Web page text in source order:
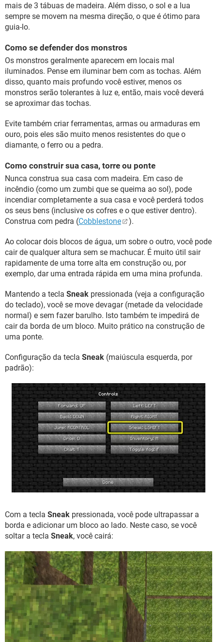
mais de 3 tábuas de madeira. Além disso, o sol e a lua
sempre se movem na mesma direção, o que é ótimo para
guia-lo.
Como se defender dos monstros
Os monstros geralmente aparecem em locais mal
iluminados. Pense em iluminar bem com as tochas. Além
disso, quanto mais profundo você estiver, menos os
monstros serão tolerantes à luz e, então, mais você deverá
se aproximar das tochas.
Evite também criar ferramentas, armas ou armaduras em
ouro, pois eles são muito menos resistentes do que o
diamante, o ferro ou a pedra.
Como construir sua casa, torre ou ponte
Nunca construa sua casa com madeira. Em caso de
incêndio (como um zumbi que se queima ao sol), pode
incendiar completamente a sua casa e você perderá todos
os seus bens (inclusive os cofres e o que estiver dentro).
Construa com pedra (Cobblestone ).
Ao colocar dois blocos de água, um sobre o outro, você pode
cair de qualquer altura sem se machucar. É muito útil sair
rapidamente de uma torre alta em construção ou, por
exemplo, dar uma entrada rápida em uma mina profunda.
Mantendo a tecla Sneak pressionada (veja a configuração
do teclado), você se move devagar (metade da velocidade
normal) e sem fazer barulho. Isto também te impedirá de
cair da borda de um bloco. Muito prático na construção de
uma ponte.
Configuração da tecla Sneak (maiúscula esquerda, por
padrão):
Com a tecla Sneak pressionada, você pode ultrapassar a
borda e adicionar um bloco ao lado. Neste caso, se você
soltar a tecla Sneak, você cairá: